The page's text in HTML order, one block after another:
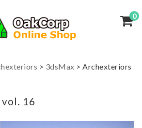
0
> 3dsMax > Archexteriors
16